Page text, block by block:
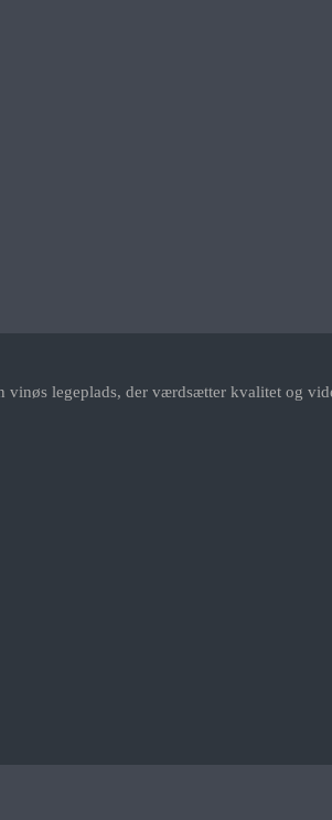
legeplads, der værdsætter kvalitet og